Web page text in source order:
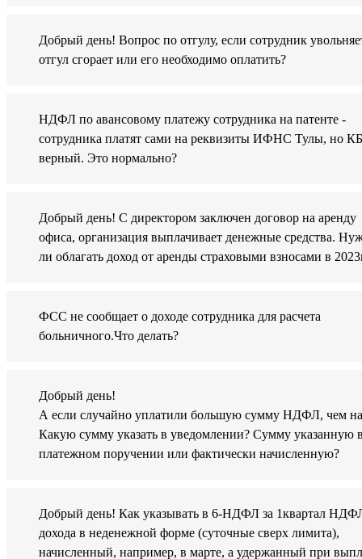
Добрый день! Вопрос по отгулу, если сотрудник
отгул сгорает или его необходимо оплатить?
НДФЛ по авансовому платежу сотрудника на патенте -
сотрудника платят сами на реквизиты ИФНС Тулы, но
верный. Это нормально?
Добрый день! С директором заключен договор на аренду
офиса, организация выплачивает денежные средства.
ли облагать доход от аренды страховыми взносами в
ФСС не сообщает о доходе сотрудника для расчета
больничного.Что делать?
Добрый день!
А если случайно уплатили большую сумму НДФЛ, чем
Какую сумму указать в уведомлении? Сумму указанную
платежном поручении или фактически начисленную?
Добрый день! Как указывать в 6-НДФЛ за 1квартал
дохода в неденежной форме (суточные сверх лимита),
начисленный, например, в марте, а удержанный при